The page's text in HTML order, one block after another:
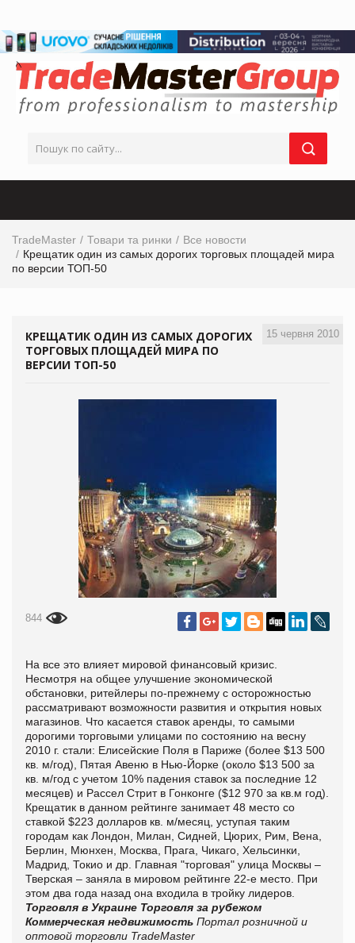
TradeMaster Товари та ринки
Все новости
Крещатик один из самых дорогих торговых площадей мира
по версии ТОП-50
15 червня 2010
КРЕЩАТИК ОДИН ИЗ САМЫХ ДОРОГИХ
ТОРГОВЫХ ПЛОЩАДЕЙ МИРА ПО
ВЕРСИИ ТОП-50
844
На все это влияет мировой финансовый кризис.
Несмотря на общее улучшение экономической
обстановки, ритейлеры по-прежнему с осторожностью
рассматривают возможности развития и открытия новых
магазинов. Что касается ставок аренды, то самыми
дорогими торговыми улицами по состоянию на весну
2010 г. стали: Елисейские Поля в Париже (более $13 500
кв. м/год), Пятая Авеню в Нью-Йорке (около $13 500 за
кв. м/год с учетом 10% падения ставок за последние 12
месяцев) и Рассел Стрит в Гонконге ($12 970 за кв.м год).
Крещатик в данном рейтинге занимает 48 место со
ставкой $223 долларов кв. м/месяц, уступая таким
городам как Лондон, Милан, Сидней, Цюрих, Рим, Вена,
Берлин, Мюнхен, Москва, Прага, Чикаго, Хельсинки,
Мадрид, Токио и др. Главная "торговая" улица Москвы –
Тверская – заняла в мировом рейтинге 22-е место. При
этом два года назад она входила в тройку лидеров.
Торговля в Украине Торговля за рубежом
Коммерческая недвижимость Портал розничной и
оптовой торговли TradeMaster